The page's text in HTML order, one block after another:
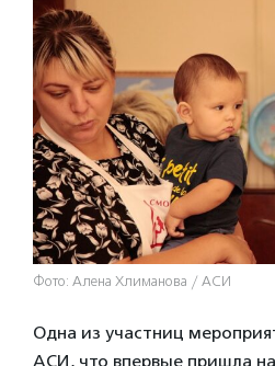
Фото: Алена Хлиманова / АСИ
Одна из участниц
АСИ, что впервые пришла